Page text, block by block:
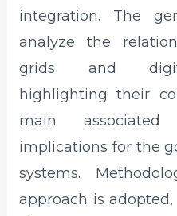
integration. The
analyze the
grids and
highlighting their
main associated
implications for the
systems.
approach is